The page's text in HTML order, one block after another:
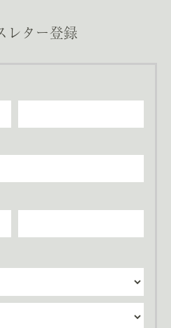
レター登録